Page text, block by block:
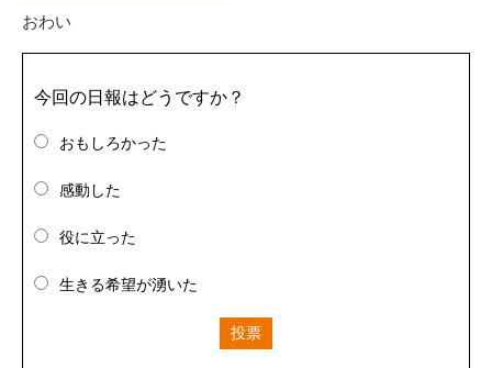
おわい
今回の日報はどうですか？
おもしろかった
感動した
役に立った
生きる希望が湧いた
投票